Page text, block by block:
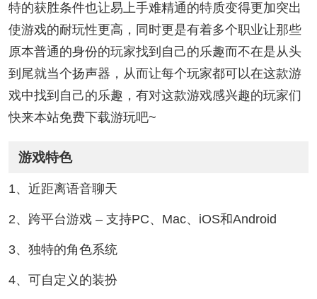
特的获胜条件也让易上手难精通的特质变得更加突出
使游戏的耐玩性更高，同时更是有着多个职业让那些
原本普通的身份的玩家找到自己的乐趣而不在是从头
到尾就当个扬声器，从而让每个玩家都可以在这款游
戏中找到自己的乐趣，有对这款游戏感兴趣的玩家们
快来本站免费下载游玩吧~
游戏特色
1、近距离语音聊天
2、跨平台游戏 – 支持PC、Mac、iOS和Android
3、独特的角色系统
4、可自定义的装扮